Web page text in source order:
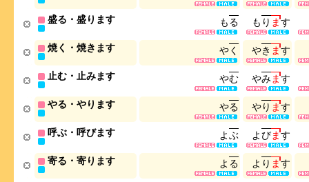
盛る・盛ります もる も り ます
焼く・焼きます やく やき ます
止む・止みます やむ やみます
やる・やります やる やり ます
呼ぶ・呼びます よぶ よびます
寄る・寄ります よ る よ り ます